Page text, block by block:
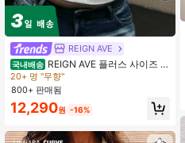
REIGN AVE
국내배송 REIGN AVE 플러스 사이즈 솔
리드 컬러 하프 오픈 칼라 타이트 스트
레치 크롭 캐미솔 탑 여름
20+ 명 "무향"
800+ 판매됨
12,290원 -16%